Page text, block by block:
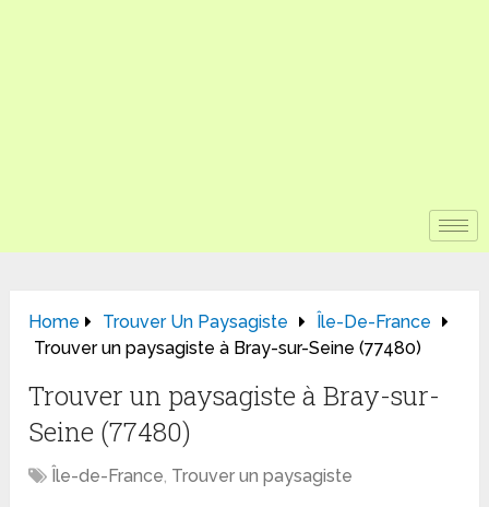
Home Trouver Un Paysagiste
Île-De-France
Trouver un paysagiste à Bray-sur-Seine (77480)
Trouver un paysagiste à Bray-sur-
Seine (77480)
Île-de-France, Trouver un paysagiste